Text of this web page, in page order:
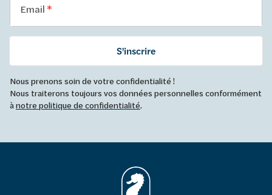
Email
S'inscrire
Nous prenons soin de votre confidentialité !
Nous traiterons toujours vos données personnelles conformément
ànotre politique de confidentialité.